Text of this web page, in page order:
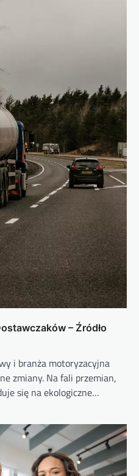
– Źródło
i branża motoryzacyjna
zmiany. Na fali przemian,
się na ekologiczne…